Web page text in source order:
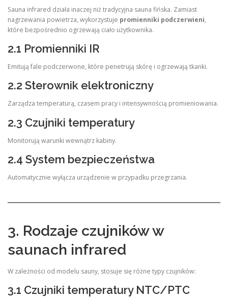
Sauna infrared działa inaczej niż tradycyjna sauna fińska. Zamiast
nagrzewania powietrza, wykorzystuje promienniki podczerwieni,
które bezpośrednio ogrzewają ciało użytkownika.
2.1 Promienniki IR
Emitują fale podczerwone, które penetrują skórę i ogrzewają tkanki.
2.2 Sterownik elektroniczny
Zarządza temperaturą, czasem pracy i intensywnością promieniowania.
2.3 Czujniki temperatury
Monitorują warunki wewnątrz kabiny.
2.4 System bezpieczeństwa
Automatycznie wyłącza urządzenie w przypadku przegrzania.
3. Rodzaje czujników w
saunach infrared
W zależności od modelu sauny, stosuje się różne typy czujników:
3.1 Czujniki temperatury NTC/PTC